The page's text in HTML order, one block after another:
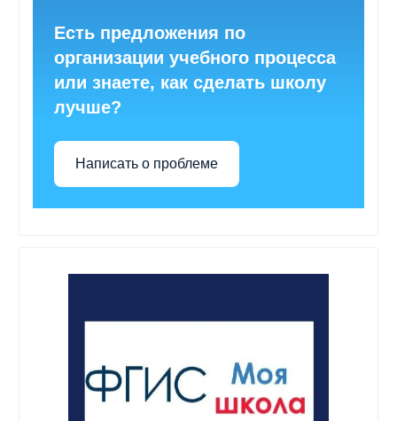
Есть предложения по
организации учебного процесса
или знаете, как сделать школу
лучше?
Написать о проблеме